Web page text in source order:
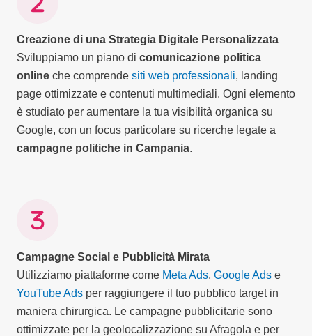
Creazione di una Strategia Digitale Personalizzata
Sviluppiamo un piano di comunicazione politica
online che comprende siti web professionali, landing
page ottimizzate e contenuti multimediali. Ogni elemento
è studiato per aumentare la tua visibilità organica su
Google, con un focus particolare su ricerche legate a
campagne politiche in Campania.
Campagne Social e Pubblicità Mirata
Utilizziamo piattaforme come Meta Ads, Google Ads e
YouTube Ads per raggiungere il tuo pubblico target in
maniera chirurgica. Le campagne pubblicitarie sono
ottimizzate per la geolocalizzazione su Afragola e per